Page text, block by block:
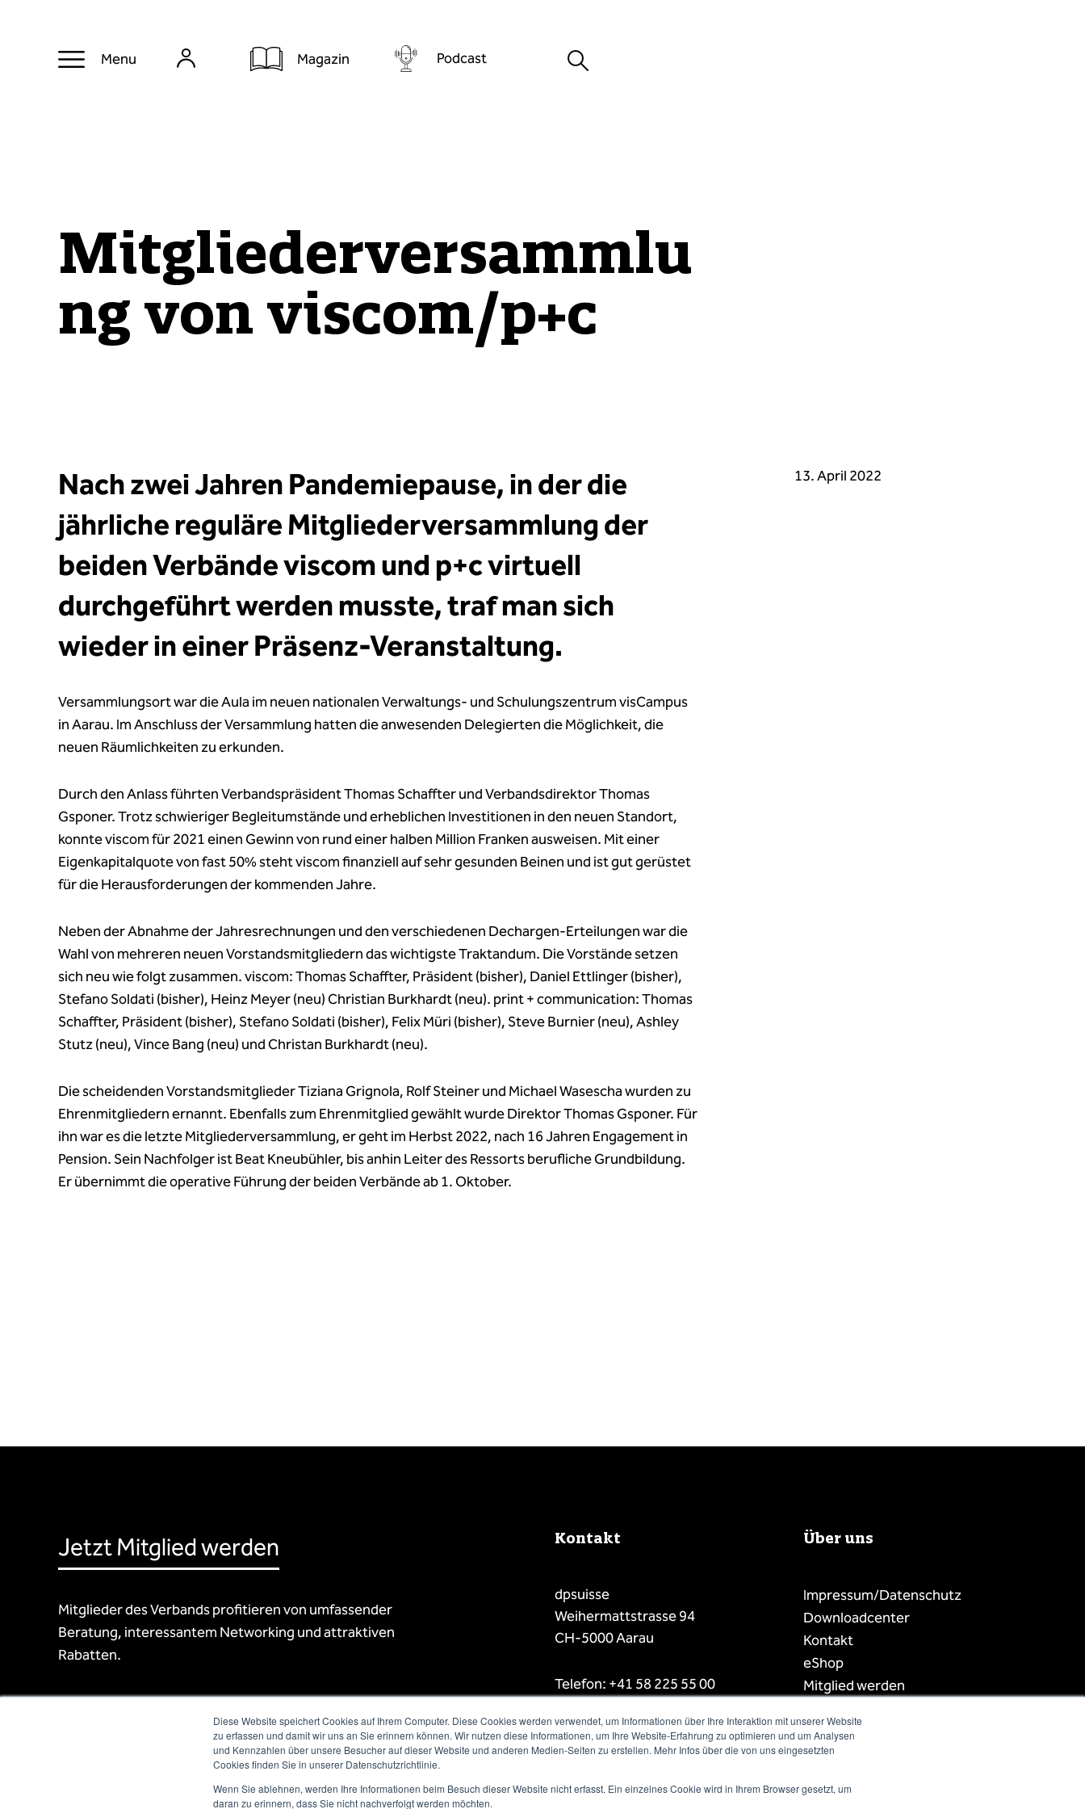
Diese Website speichert Cookies auf Ihrem Computer. Diese Cookies werden verwendet, um Informationen über Ihre Interaktion mit unserer Website
zu erfassen und damit wir uns an Sie erinnern können. Wir nutzen diese Informationen, um Ihre Website-Erfahrung zu optimieren und um Analysen
und Kennzahlen über unsere Besucher auf dieser Website und anderen Medien-Seiten zu erstellen. Mehr Infos über die von uns eingesetzten
Cookies finden Sie in unserer Datenschutzrichtlinie.
Wenn Sie ablehnen, werden Ihre Informationen beim Besuch dieser Website nicht erfasst. Ein einzelnes Cookie wird in Ihrem Browser gesetzt, um
daran zu erinnern, dass Sie nicht nachverfolgt werden möchten.
Menu Magazin Podcast
Mitgliederversammlu
ng von viscom/p+c
Nach zwei Jahren Pandemiepause, in der die
jährliche reguläre Mitgliederversammlung der
beiden Verbände viscom und p+c virtuell
durchgeführt werden musste, traf man sich
wieder in einer Präsenz-Veranstaltung.
Versammlungsort war die Aula im neuen nationalen Verwaltungs- und Schulungszentrum visCampus
in Aarau. Im Anschluss der Versammlung hatten die anwesenden Delegierten die Möglichkeit, die
neuen Räumlichkeiten zu erkunden.
Durch den Anlass führten Verbandspräsident Thomas Schaffter und Verbandsdirektor Thomas
Gsponer. Trotz schwieriger Begleitumstände und erheblichen Investitionen in den neuen Standort,
konnte viscom für 2021 einen Gewinn von rund einer halben Million Franken ausweisen. Mit einer
Eigenkapitalquote von fast 50% steht viscom finanziell auf sehr gesunden Beinen und ist gut gerüstet
für die Herausforderungen der kommenden Jahre.
Neben der Abnahme der Jahresrechnungen und den verschiedenen Dechargen-Erteilungen war die
Wahl von mehreren neuen Vorstandsmitgliedern das wichtigste Traktandum. Die Vorstände setzen
sich neu wie folgt zusammen. viscom: Thomas Schaffter, Präsident (bisher), Daniel Ettlinger (bisher),
Stefano Soldati (bisher), Heinz Meyer (neu) Christian Burkhardt (neu). print + communication: Thomas
Schaffter, Präsident (bisher), Stefano Soldati (bisher), Felix Müri (bisher), Steve Burnier (neu), Ashley
Stutz (neu), Vince Bang (neu) und Christan Burkhardt (neu).
Die scheidenden Vorstandsmitglieder Tiziana Grignola, Rolf Steiner und Michael Wasescha wurden zu
Ehrenmitgliedern ernannt. Ebenfalls zum Ehrenmitglied gewählt wurde Direktor Thomas Gsponer. Für
ihn war es die letzte Mitgliederversammlung, er geht im Herbst 2022, nach 16 Jahren Engagement in
Pension. Sein Nachfolger ist Beat Kneubühler, bis anhin Leiter des Ressorts berufliche Grundbildung.
Er übernimmt die operative Führung der beiden Verbände ab 1. Oktober.
13. April 2022
Jetzt Mitglied werden
Mitglieder des Verbands profitieren von umfassender
Beratung, interessantem Networking und attraktiven
Rabatten.
Kontakt
dpsuisse
Weihermattstrasse 94
CH-5000 Aarau
Telefon: +41 58 225 55 00
Über uns
Impressum/Datenschutz
Downloadcenter
Kontakt
eShop
Mitglied werden
Mitgliederliste